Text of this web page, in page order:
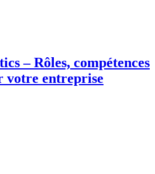
– Rôles, compétences
votre entreprise